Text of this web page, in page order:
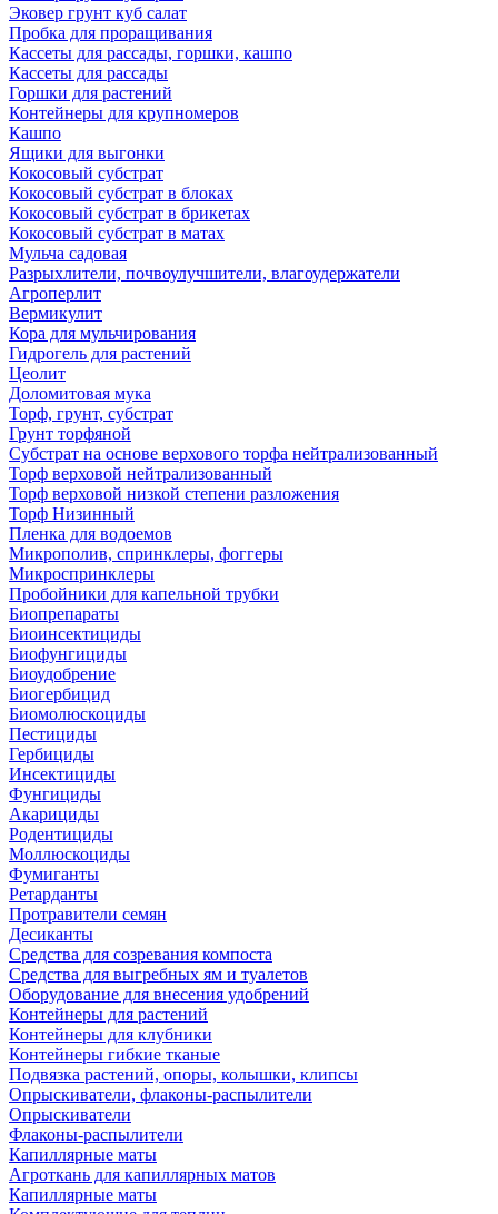
Эковер грунт куб салат
Пробка для проращивания
Кассеты для рассады, горшки, кашпо
Кассеты для рассады
Горшки для растений
Контейнеры для крупномеров
Кашпо
Ящики для выгонки
Кокосовый субстрат
Кокосовый субстрат в блоках
Кокосовый субстрат в брикетах
Кокосовый субстрат в матах
Мульча садовая
Разрыхлители, почвоулучшители, влагоудержатели
Агроперлит
Вермикулит
Кора для мульчирования
Гидрогель для растений
Цеолит
Доломитовая мука
Торф, грунт, субстрат
Грунт торфяной
Субстрат на основе верхового торфа нейтрализованный
Торф верховой нейтрализованный
Торф верховой низкой степени разложения
Торф Низинный
Пленка для водоемов
Микрополив, спринклеры, фоггеры
Микроспринклеры
Пробойники для капельной трубки
Биопрепараты
Биоинсектициды
Биофунгициды
Биоудобрение
Биогербицид
Биомолюскоциды
Пестициды
Гербициды
Инсектициды
Фунгициды
Акарициды
Родентициды
Моллюскоциды
Фумиганты
Ретарданты
Протравители семян
Десиканты
Средства для созревания компоста
Средства для выгребных ям и туалетов
Оборудование для внесения удобрений
Контейнеры для растений
Контейнеры для клубники
Контейнеры гибкие тканые
Подвязка растений, опоры, колышки, клипсы
Опрыскиватели, флаконы-распылители
Опрыскиватели
Флаконы-распылители
Капиллярные маты
Агроткань для капиллярных матов
Капиллярные маты